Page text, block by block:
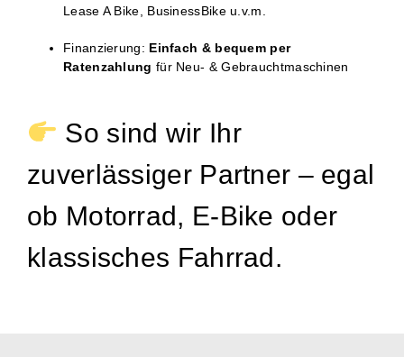
Lease A Bike, BusinessBike u.v.m.
Finanzierung: Einfach & bequem per
Ratenzahlung für Neu- & Gebrauchtmaschinen
So sind wir Ihr
zuverlässiger Partner – egal
ob Motorrad, E-Bike oder
klassisches Fahrrad.